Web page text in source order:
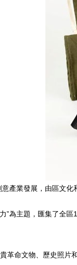
產業發展，由區文化
”為主題，匯集了全
革命文物、歷史照